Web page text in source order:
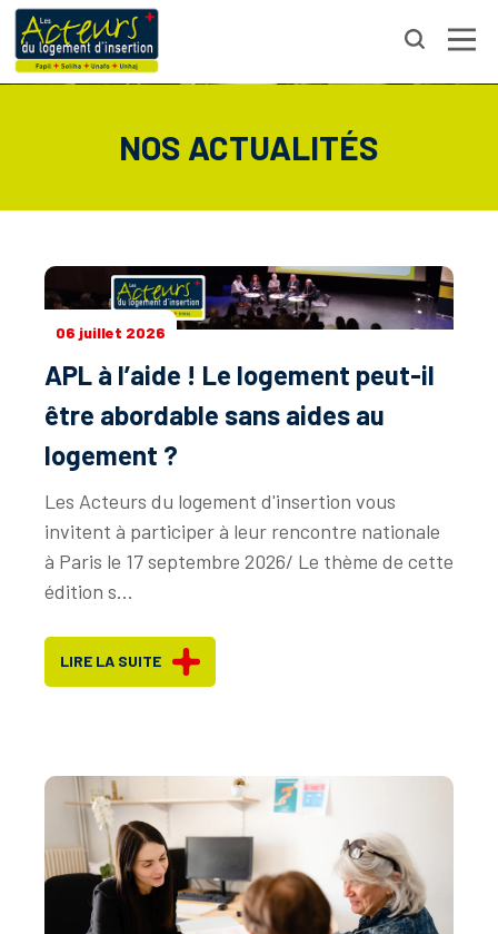
NOS ACTUALITÉS
06 juillet 2026
APL à l’aide ! Le logement peut-il
être abordable sans aides au
logement ?
Les Acteurs du logement d'insertion vous
invitent à participer à leur rencontre nationale
à Paris le 17 septembre 2026/ Le thème de cette
édition s...
LIRE LA SUITE